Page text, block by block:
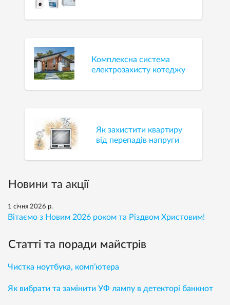
Комплексна система
електрозахисту котеджу
Як захистити квартиру
від перепадів напруги
Новини та акції
1 січня 2026 р.
Вітаємо з Новим 2026 роком та Різдвом Христовим!
Статті та поради майстрів
Чистка ноутбука, комп’ютера
Як вибрати та замінити УФ лампу в детекторі банкнот